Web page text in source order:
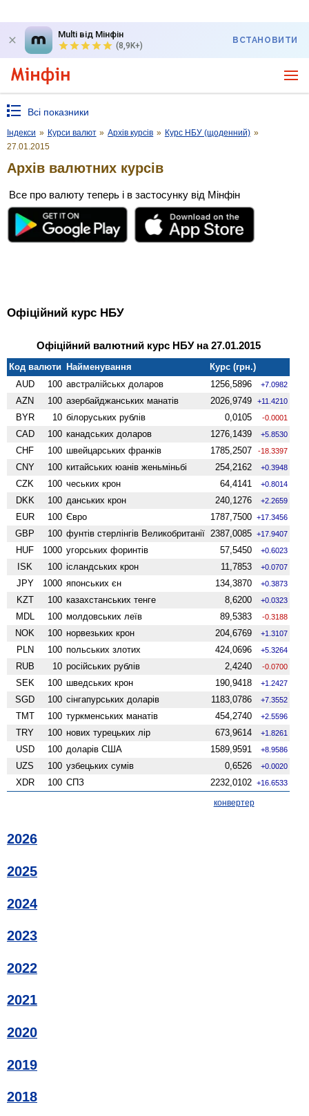
Multi від Мінфін
(8,9K+)
ВСТАНОВИТИ
Всі показники
Індекси » Курси валют » Архів курсів » Курс НБУ (щоденний) »
27.01.2015
Архів валютних курсів
Все про валюту теперь і в застосунку від Мінфін
Офіційний курс НБУ
Офіційний валютний курс НБУ на 27.01.2015
Код валюти Найменування
Курс (грн.)
AUD
100 австралійськх доларов 1256,5896 +7.0982
AZN 100 азербайджанських манатів 2026,9749 +11.4210
BYR 10 білоруських рублів 0,0105 -0.0001
CAD 100 канадських доларов 1276,1439 +5.8530
CHF 100 швейцарських франків 1785,2507 -18.3397
CNY 100 китайських юанів женьмiньбi 254,2162 +0.3948
CZK 100 чеських крон 64,4141 +0.8014
DKK 100 данських крон 240,1276 +2.2659
EUR 100 Євро 1787,7500 +17.3456
GBP 100 фунтів стерлінгів Велико­британії 2387,0085 +17.9407
HUF 1000 угорських форинтів 57,5450 +0.6023
ISK 100 ісландських крон 11,7853 +0.0707
JPY 1000 японських єн 134,3870 +0.3873
KZT 100 казахстанських тенге 8,6200 +0.0323
MDL 100 молдовських леїв 89,5383 -0.3188
NOK 100 норвезьких крон 204,6769 +1.3107
PLN 100 польських злотих 424,0696 +5.3264
RUB 10 російських рублів 2,4240 -0.0700
SEK 100 шведських крон 190,9418 +1.2427
SGD 100 сінгапурських доларів 1183,0786 +7.3552
TMT 100 туркменських манатів 454,2740 +2.5596
TRY 100 нових турецьких лір 673,9614 +1.8261
USD 100 доларів США 1589,9591 +8.9586
UZS 100 узбецьких сумів 0,6526 +0.0020
XDR 100 СПЗ 2232,0102 +16.6533
конвертер
2026
2025
2024
2023
2022
2021
2020
2019
2018